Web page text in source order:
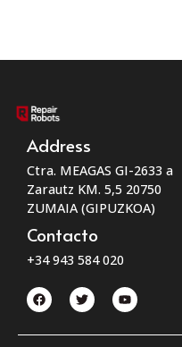
Address
Ctra. MEAGAS GI-2633 a
Zarautz KM. 5,5 20750
ZUMAIA (GIPUZKOA)
Contacto
+34 943 584 020